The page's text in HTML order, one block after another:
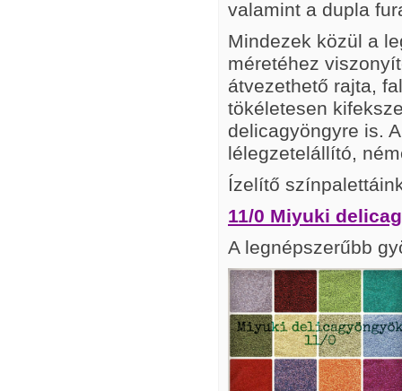
valamint a dupla
Mindezek közül a
méretéhez
átvezethető rajta,
tökéletesen
delicagyöngyre is.
lélegzetelállító,
Ízelítő
11/0 Miyuki
A legnépszerűbb